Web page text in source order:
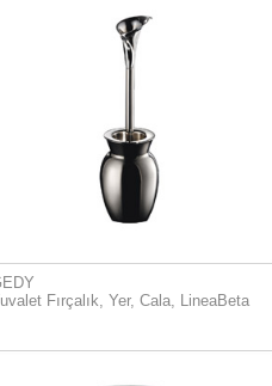
Fırçalık, Yer, Cala, LineaBeta